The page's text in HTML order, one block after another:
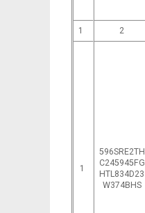
1 2
1
596SRE2TH
C245945FG
HTL834D23
W374BHS